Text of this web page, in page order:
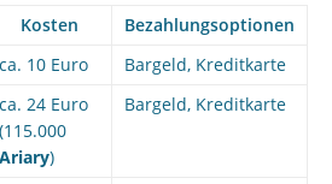
Kosten
Bezahlungsoptionen
ca. 10 Euro
Bargeld, Kreditkarte
ca. 24 Euro
(115.000
Ariary)
Bargeld, Kreditkarte